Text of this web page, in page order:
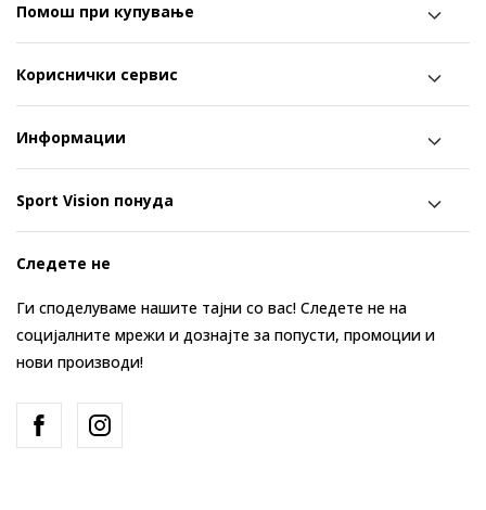
Помош при купување
Кориснички сервис
Информации
Sport Vision понуда
Следете не
Ги споделуваме нашите тајни со вас! Следете не на
социјалните мрежи и дознајте за попусти, промоции и
нови производи!